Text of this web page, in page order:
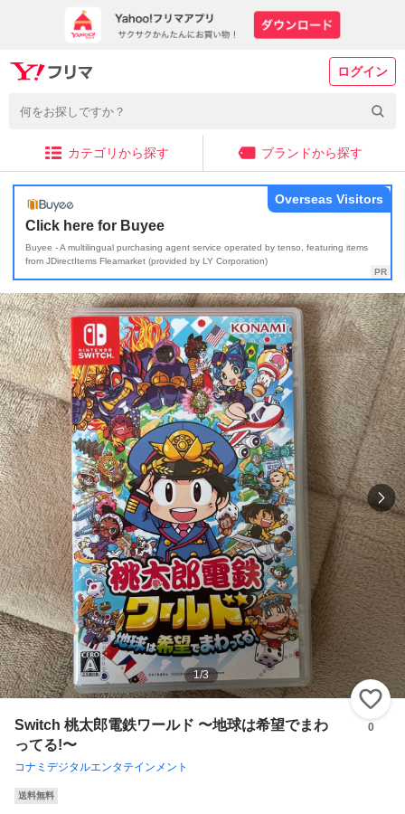
ログイン
カテゴリから探す ブランドから探す
Click here for Buyee
Buyee - A multilingual purchasing agent service operated by tenso, featuring items
from JDirectItems Fleamarket (provided by LY Corporation)
Overseas Visitors
1/3
Switch 桃太郎電鉄ワールド 〜地球は希望でまわ
ってる!〜
コナミデジタルエンタテインメント
0
送料無料